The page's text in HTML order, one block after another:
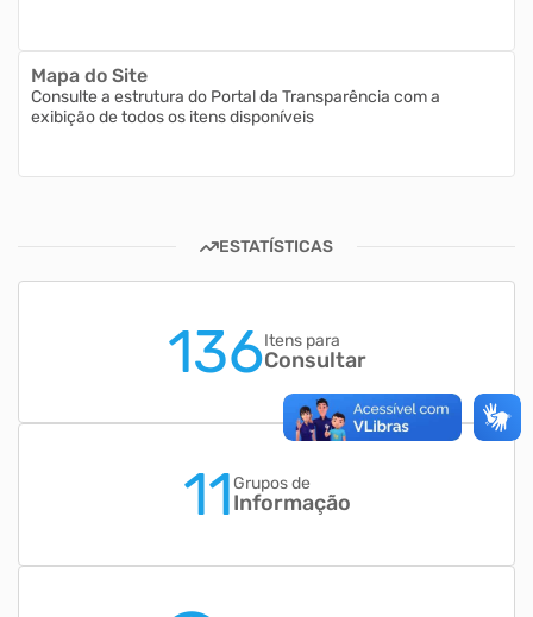
Mapa do Site
Consulte a estrutura do Portal da Transparência com a
exibição de todos os itens disponíveis
ESTATÍSTICAS
136Itens para
Consultar
11Grupos de
Informação